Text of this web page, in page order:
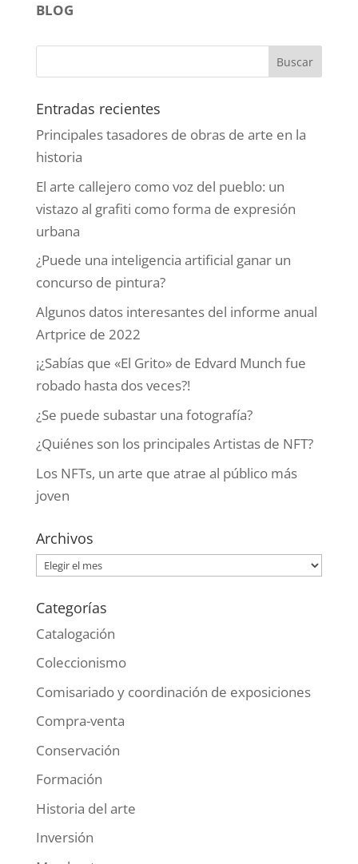
BLOG
Entradas recientes
Principales tasadores de obras de arte en la
historia
El arte callejero como voz del pueblo: un
vistazo al grafiti como forma de expresión
urbana
¿Puede una inteligencia artificial ganar un
concurso de pintura?
Algunos datos interesantes del informe anual
Artprice de 2022
¡¿Sabías que «El Grito» de Edvard Munch fue
robado hasta dos veces?!
¿Se puede subastar una fotografía?
¿Quiénes son los principales Artistas de NFT?
Los NFTs, un arte que atrae al público más
joven
Archivos
Archivos
Categorías
Catalogación
Coleccionismo
Comisariado y coordinación de exposiciones
Compra-venta
Conservación
Formación
Historia del arte
Inversión